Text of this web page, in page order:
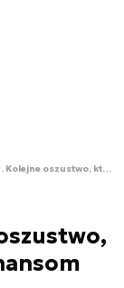
Voice phishing. Kolejne oszustwo, które zagraża naszym finansom